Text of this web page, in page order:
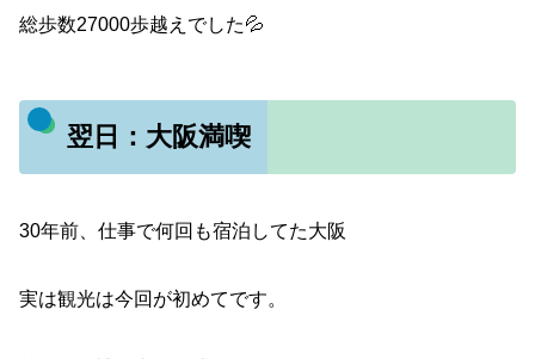
総歩数27000歩越えでした💦
翌日：大阪満喫
30年前、仕事で何回も宿泊してた大阪
実は観光は今回が初めてです。